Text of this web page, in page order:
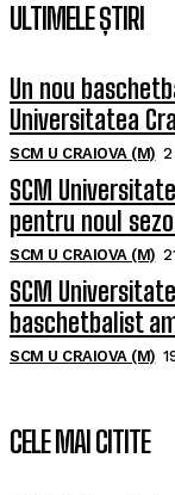
ULTIMELE ȘTIRI
Un nou
Universitatea
SCM U CRAIOVA (M) 2
SCM
pentru noul
SCM U CRAIOVA (M)
SCM
baschetbalist
SCM U CRAIOVA (M)
CELE MAI CITITE